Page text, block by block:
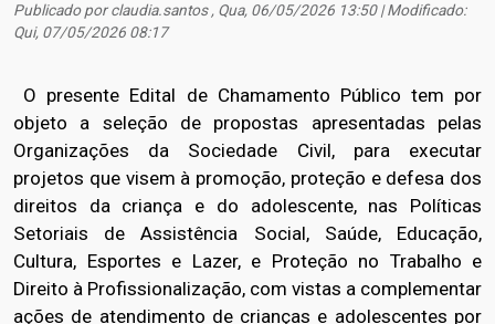
Publicado porclaudia.santos, Qua, 06/05/2026 13:50 | Modificado:
Qui, 07/05/2026 08:17
O presente Edital de Chamamento Público tem por
objeto a seleção de propostas apresentadas pelas
Organizações da Sociedade Civil, para executar
projetos que visem à promoção, proteção e defesa dos
direitos da criança e do adolescente, nas Políticas
Setoriais de Assistência Social, Saúde, Educação,
Cultura, Esportes e Lazer, e Proteção no Trabalho e
Direito à Profissionalização, com vistas a complementar
ações de atendimento de crianças e adolescentes por